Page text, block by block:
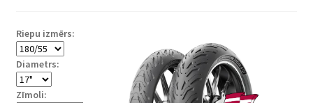
Riepu izmērs:
Diametrs:
Zīmoli: